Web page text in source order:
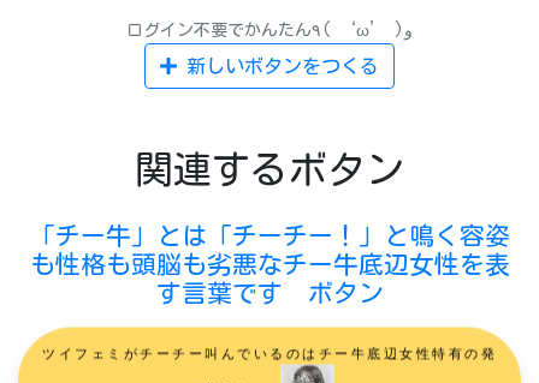
ログイン不要でかんたん٩( ‘ω’ )و
新しいボタンをつくる
関連するボタン
「チー牛」とは「チーチー！」と鳴く容姿
も性格も頭脳も劣悪なチー牛底辺女性を表
す言葉です ボタン
ツイフェミがチーチー叫んでいるのはチー牛底辺女性特有の発